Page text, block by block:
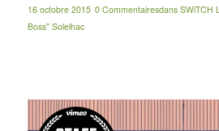
16 octobre 2015 0 Commentairesdans SWiTCH
Boss" Solelhac